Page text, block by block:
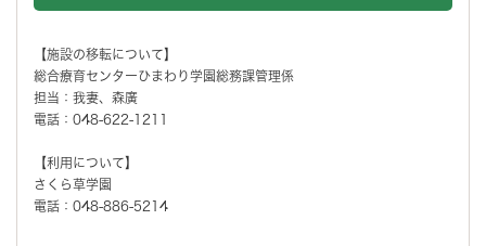
【施設の移転について】
総合療育センターひまわり学園総務課管理係
担当：我妻、森廣
電話：048-622-1211
【利用について】
さくら草学園
電話：048-886-5214